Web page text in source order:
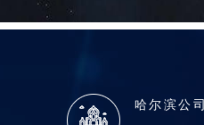
哈尔滨公司